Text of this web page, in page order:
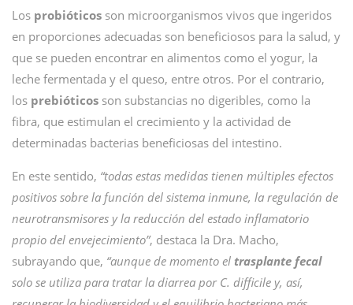
Los probióticos son microorganismos vivos que ingeridos
en proporciones adecuadas son beneficiosos para la salud, y
que se pueden encontrar en alimentos como el yogur, la
leche fermentada y el queso, entre otros. Por el contrario,
los prebióticos son substancias no digeribles, como la
fibra, que estimulan el crecimiento y la actividad de
determinadas bacterias beneficiosas del intestino.
En este sentido, “todas estas medidas tienen múltiples efectos
positivos sobre la función del sistema inmune, la regulación de
neurotransmisores y la reducción del estado inflamatorio
propio del envejecimiento”, destaca la Dra. Macho,
subrayando que, “aunque de momento el trasplante fecal
solo se utiliza para tratar la diarrea por C. difficile y, así,